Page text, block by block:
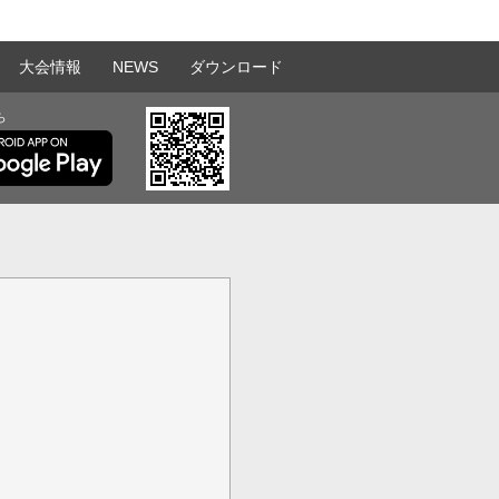
大会情報 NEWS ダウンロード